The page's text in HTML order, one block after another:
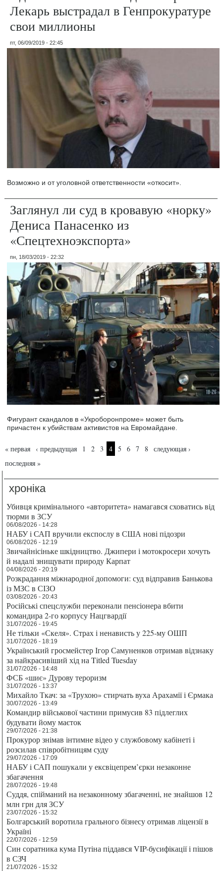
Лекарь выстрадал в Генпрокуратуре
свои миллионы
пт, 06/09/2019 - 22:45
Возможно и от уголовной ответственности «откосит».
Заглянул ли суд в кровавую «норку»
Дениса Панасенко из
«Спецтехноэкспорта»
пн, 18/03/2019 - 22:32
Фигурант скандалов в «Укроборонпроме» может быть
причастен к убийствам активистов на Евромайдане.
Страницы
« первая ‹ предыдущая 1 2 3 4 5 6 7 8
следующая ›
последняя »
хроніка
Убивця кримінального «авторитета» намагався сховатись від
тюрми в ЗСУ
06/08/2026 - 14:28
НАБУ і САП вручили експослу в США нові підозри
06/08/2026 - 12:19
Звичайнісіньке шкідництво. Джипери і мотокросери хочуть
й надалі знищувати природу Карпат
04/08/2026 - 20:19
Розкрадання міжнародної допомоги: суд відправив Банькова
із МЗС в СІЗО
03/08/2026 - 20:43
Російські спецслужби переконали пенсіонера вбити
командира 2-го корпусу Нацгвардії
31/07/2026 - 19:45
Не тільки «Скеля». Страх і ненависть у 225-му ОШП
31/07/2026 - 18:19
Український гросмейстер Ігор Самуненков отримав відзнаку
за найкрасивіший хід на Titled Tuesday
31/07/2026 - 14:48
ФСБ «шиє» Дурову тероризм
31/07/2026 - 13:37
Михайло Ткач: за «Трухою» стирчать вуха Арахамії і Єрмака
30/07/2026 - 13:49
Командир військової частини примусив 83 підлеглих
будувати йому маєток
29/07/2026 - 21:38
Прокурор знімав інтимне відео у службовому кабінеті і
розсилав співробітницям суду
29/07/2026 - 17:09
НАБУ і САП пошукали у ексвіцепрем’єрки незаконне
збагачення
28/07/2026 - 19:48
Суддя, спійманий на незаконному збагаченні, не знайшов 12
млн грн для ЗСУ
23/07/2026 - 15:32
Болгарський воротила грального бізнесу отримав ліцензії в
Україні
22/07/2026 - 12:59
Син соратника кума Путіна піддався VIP-бусифікації і пішов
в СЗЧ
21/07/2026 - 15:32